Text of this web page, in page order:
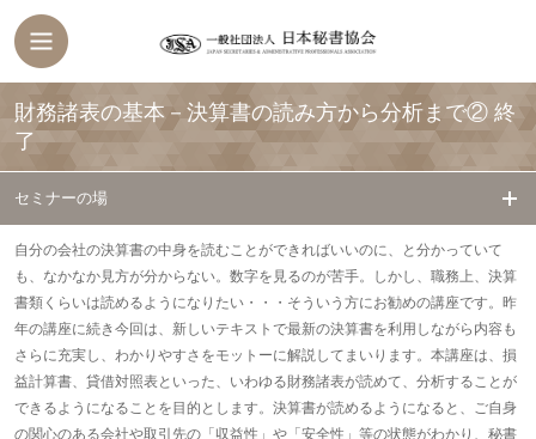
財務諸表の基本－決算書の読み方から分析まで② 終
了
セミナーの場
自分の会社の決算書の中身を読むことができればいいのに、と分かっていて
も、なかなか見方が分からない。数字を見るのが苦手。しかし、職務上、決算
書類くらいは読めるようになりたい・・・そういう方にお勧めの講座です。昨
年の講座に続き今回は、新しいテキストで最新の決算書を利用しながら内容も
さらに充実し、わかりやすさをモットーに解説してまいります。本講座は、損
益計算書、貸借対照表といった、いわゆる財務諸表が読めて、分析することが
できるようになることを目的とします。決算書が読めるようになると、ご自身
の関心のある会社や取引先の「収益性」や「安全性」等の状態がわかり、秘書